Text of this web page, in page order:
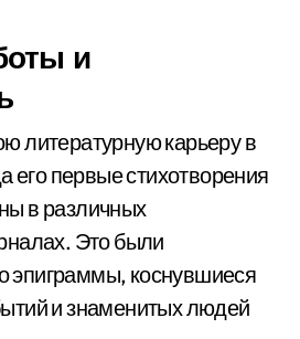
и
литературную карьеру в
его первые стихотворения
в различных
Это были
эпиграммы, коснувшиеся
и знаменитых людей